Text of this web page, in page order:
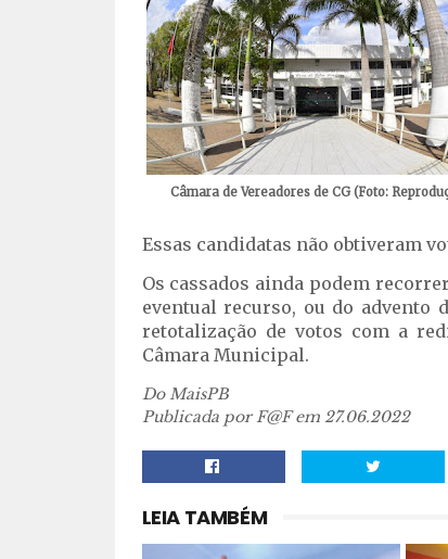
Câmara de Vereadores de CG (Foto:
Essas candidatas não obtiveram
Os cassados ainda podem
eventual recurso, ou do advento
retotalização de votos com a
Câmara Municipal.
Do MaisPB
Publicada por F@F em 27.06.2022
LEIA TAMBÉM